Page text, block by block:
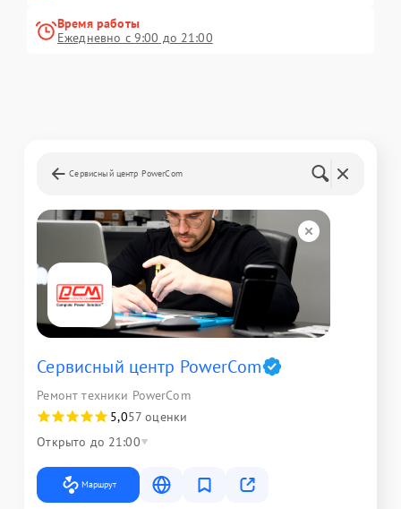
Время работы
Ежедневно с 9:00 до 21:00
Сервисный центр PowerCom
Сервисный центр PowerCom
Ремонт техники PowerCom
5,057 оценки
Открыто до 21:00
Маршрут